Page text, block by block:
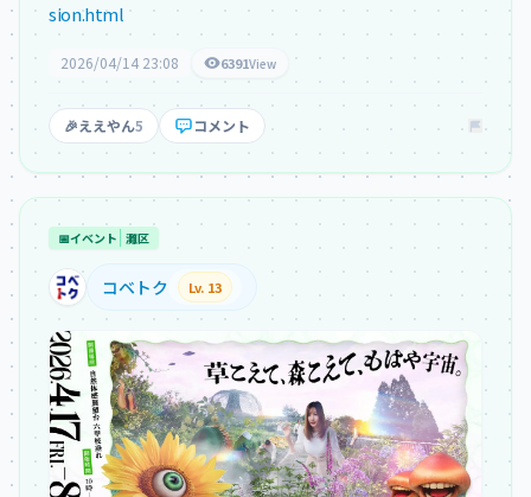
sion.html
2026/04/14 23:08 6391View
🎉ええやん5 コメント
📅イベント 灘区
コベトク Lv. 13